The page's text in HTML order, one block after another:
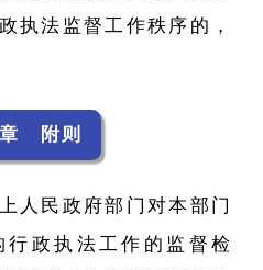
执法监督工作秩序的，
附则
人民政府部门对本部门
行政执法工作的监督检